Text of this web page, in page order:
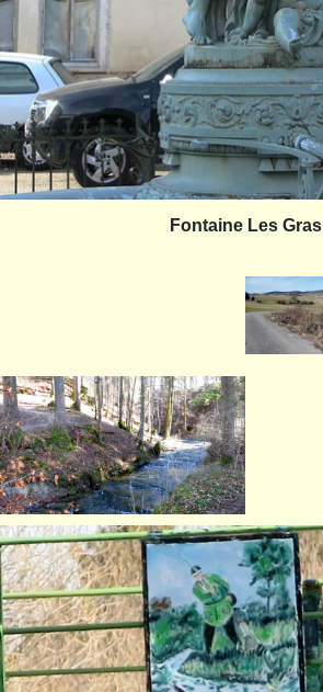
Fontaine Les Gras